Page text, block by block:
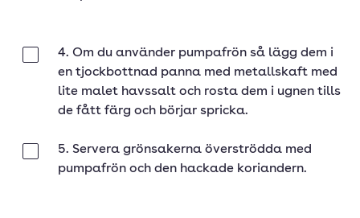
4. Om du använder pumpafrön så lägg dem i
en tjockbottnad panna med metallskaft med
lite malet havssalt och rosta dem i ugnen tills
de fått färg och börjar spricka.
5. Servera grönsakerna överströdda med
pumpafrön och den hackade koriandern.